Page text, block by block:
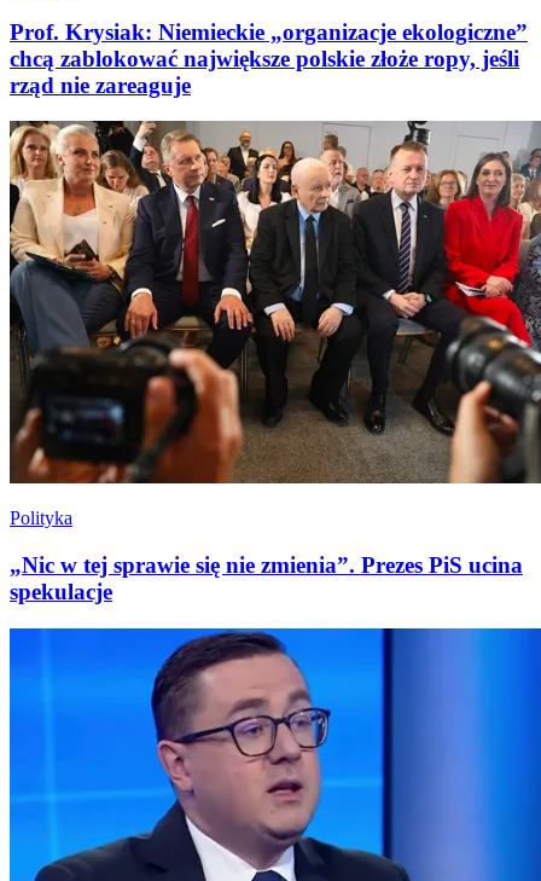
Prof. Krysiak: Niemieckie „organizacje ekologiczne”
chcą zablokować największe polskie złoże ropy, jeśli
rząd nie zareaguje
Polityka
„Nic w tej sprawie się nie zmienia”. Prezes PiS ucina
spekulacje